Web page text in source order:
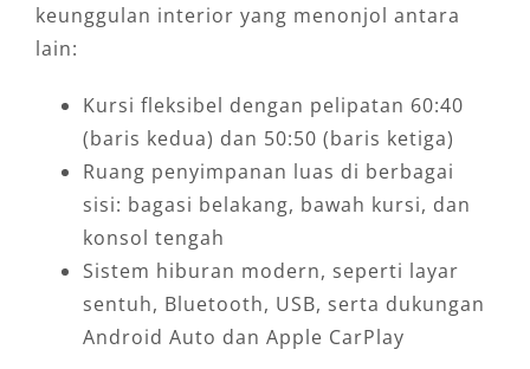
keunggulan interior yang menonjol antara
lain:
Kursi fleksibel dengan pelipatan 60:40
(baris kedua) dan 50:50 (baris ketiga)
Ruang penyimpanan luas di berbagai
sisi: bagasi belakang, bawah kursi, dan
konsol tengah
Sistem hiburan modern, seperti layar
sentuh, Bluetooth, USB, serta dukungan
Android Auto dan Apple CarPlay